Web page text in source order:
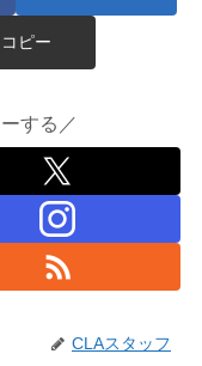
コピー
する／
CLAスタッフ